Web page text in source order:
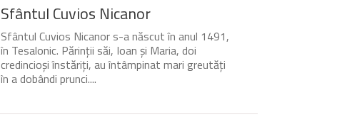
Sfântul Cuvios Nicanor
Sfântul Cuvios Nicanor s-a născut în anul 1491,
în Tesalonic. Părinții săi, Ioan și Maria, doi
credincioși înstăriți, au întâmpinat mari greutăți
în a dobândi prunci....